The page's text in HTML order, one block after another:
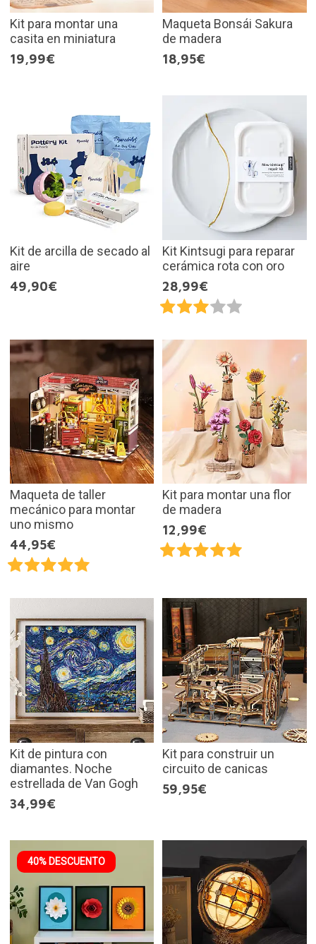
Kit para montar una
casita en miniatura
19,99€
Maqueta Bonsái Sakura
de madera
18,95€
Kit de arcilla de secado al
aire
49,90€
Kit Kintsugi para reparar
cerámica rota con oro
28,99€
Maqueta de taller
mecánico para montar
uno mismo
44,95€
Kit para montar una flor
de madera
12,99€
Kit de pintura con
diamantes. Noche
estrellada de Van Gogh
34,99€
Kit para construir un
circuito de canicas
59,95€
40% DESCUENTO